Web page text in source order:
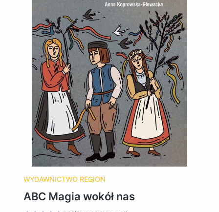
WYDAWNICTWO REGION
ABC Magia wokół nas